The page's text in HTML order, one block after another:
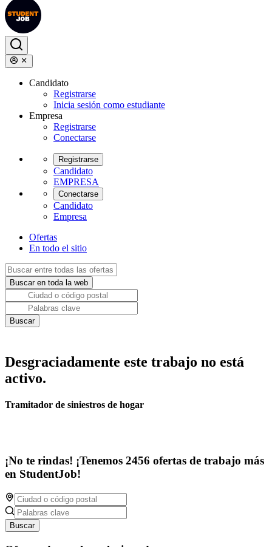
Candidato
Registrarse
Inicia sesión como estudiante
Empresa
Registrarse
Conectarse
Registrarse
Candidato
EMPRESA
Conectarse
Candidato
Empresa
Ofertas
En todo el sitio
Desgraciadamente este trabajo no está
activo.
Tramitador de siniestros de hogar
¡No te rindas! ¡Tenemos 2456 ofertas de trabajo más
en StudentJob!
Buscar